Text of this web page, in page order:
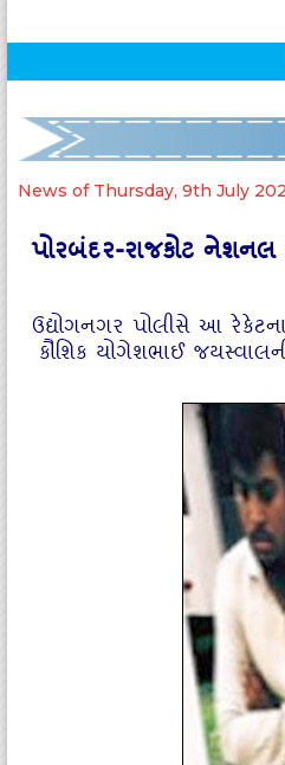
News of Thursday, 9th July
પોરબંદર-રાજકોટ
ઉદ્યોગનગર પોલીસે આ
કૌશિક યોગેશભાઈ